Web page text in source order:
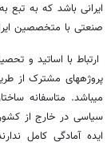
ایرانی باشد که به
صنعتی با متخصصین
ارتباط با اساتید و
پروژههای مشترک از
میباشد. متاسفانه
سیاسی در خارج از
ایده آمادگی کامل